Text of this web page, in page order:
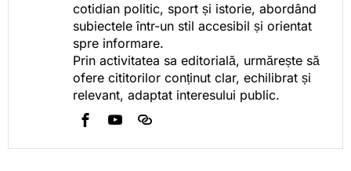
cotidian politic, sport și istorie, abordând
subiectele într-un stil accesibil și orientat
spre informare.
Prin activitatea sa editorială, urmărește să
ofere cititorilor conținut clar, echilibrat și
relevant, adaptat interesului public.